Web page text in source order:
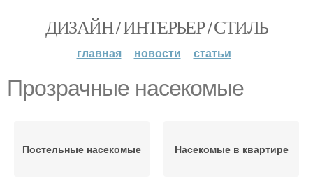
ДИЗАЙН / ИНТЕРЬЕР / СТИЛЬ
главная новости статьи
Прозрачные насекомые
Постельные насекомые Насекомые в квартире